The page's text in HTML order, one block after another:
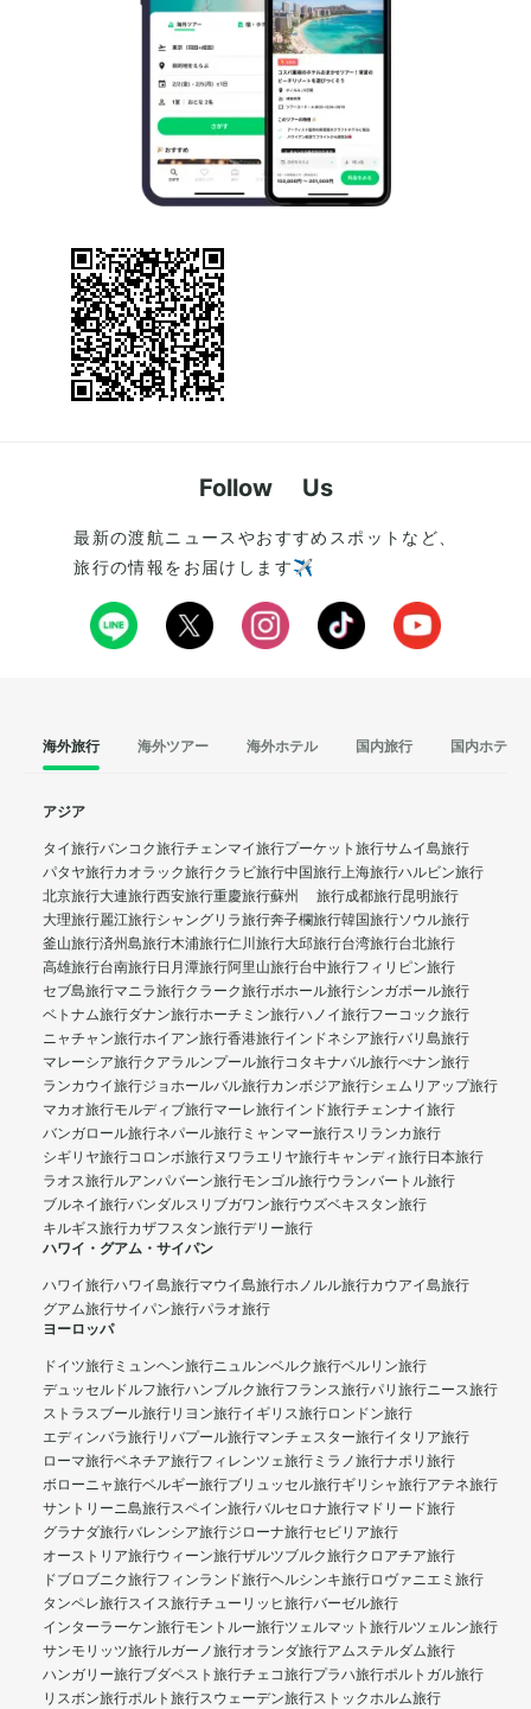
Follow Us
最新の渡航ニュースやおすすめスポットなど、
旅行の情報をお届けします✈️
海外旅行 海外ツアー 海外ホテル 国内旅行 国内ホテル
アジア
タイ旅行バンコク旅行チェンマイ旅行プーケット旅行サムイ島旅行
パタヤ旅行カオラック旅行クラビ旅行中国旅行上海旅行ハルビン旅行
北京旅行大連旅行西安旅行重慶旅行蘇州 旅行成都旅行昆明旅行
大理旅行麗江旅行シャングリラ旅行奔子欄旅行韓国旅行ソウル旅行
釜山旅行済州島旅行木浦旅行仁川旅行大邱旅行台湾旅行台北旅行
高雄旅行台南旅行日月潭旅行阿里山旅行台中旅行フィリピン旅行
セブ島旅行マニラ旅行クラーク旅行ボホール旅行シンガポール旅行
ベトナム旅行ダナン旅行ホーチミン旅行ハノイ旅行フーコック旅行
ニャチャン旅行ホイアン旅行香港旅行インドネシア旅行バリ島旅行
マレーシア旅行クアラルンプール旅行コタキナバル旅行ぺナン旅行
ランカウイ旅行ジョホールバル旅行カンボジア旅行シェムリアップ旅行
マカオ旅行モルディブ旅行マーレ旅行インド旅行チェンナイ旅行
バンガロール旅行ネパール旅行 ミャンマー旅行スリランカ旅行
シギリヤ旅行コロンボ旅行ヌワラエリヤ旅行キャンディ旅行日本旅行
ラオス旅行ルアンパバーン旅行モンゴル旅行ウランバートル旅行
ブルネイ旅行バンダルスリブガワン旅行ウズベキスタン旅行
キルギス旅行カザフスタン旅行デリー旅行
ハワイ・グアム・サイパン
ハワイ旅行ハワイ島旅行マウイ島旅行ホノルル旅行カウアイ島旅行
グアム旅行サイパン旅行パラオ旅行
ヨーロッパ
ドイツ旅行 ミュンヘン旅行ニュルンベルク旅行ベルリン旅行
デュッセルドルフ旅行ハンブルク旅行フランス旅行パリ旅行ニース旅行
ストラスブール旅行リヨン旅行イギリス旅行ロンドン旅行
エディンバラ旅行リバプール旅行マンチェスター旅行イタリア旅行
ローマ旅行ベネチア旅行フィレンツェ旅行 ミラノ旅行ナポリ旅行
ボローニャ旅行ベルギー旅行ブリュッセル旅行ギリシャ旅行アテネ旅行
サントリーニ島旅行スペイン旅行バルセロナ旅行マドリード旅行
グラナダ旅行バレンシア旅行ジローナ旅行セビリア旅行
オーストリア旅行ウィーン旅行ザルツブルク旅行クロアチア旅行
ドブロブニク旅行フィンランド旅行ヘルシンキ旅行ロヴァニエミ旅行
タンペレ旅行スイス旅行チューリッヒ旅行バーゼル旅行
インターラーケン旅行モントルー旅行ツェルマット旅行ルツェルン旅行
サンモリッツ旅行ルガーノ旅行オランダ旅行アムステルダム旅行
ハンガリー旅行ブダペスト旅行チェコ旅行プラハ旅行ポルトガル旅行
リスボン旅行ポルト旅行スウェーデン旅行ストックホルム旅行